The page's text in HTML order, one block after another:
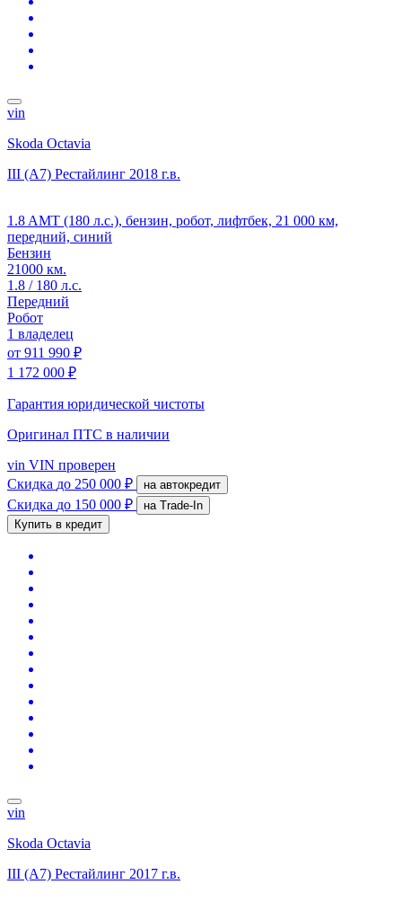
vin
Skoda Octavia
III (A7) Рестайлинг 2018 г.в.
1.8 AMT (180 л.с.), бензин, робот, лифтбек, 21 000 км,
передний, синий
Бензин
21000 км.
1.8 / 180 л.с.
Передний
Робот
1 владелец
от 911 990 ₽
1 172 000 ₽
Гарантия юридической чистоты
Оригинал ПТС в наличии
vin VIN проверен
Скидка до 250 000 ₽ на автокредит
Скидка до 150 000 ₽
на Trade-In
Купить в кредит
vin
Skoda Octavia
III (A7) Рестайлинг 2017 г.в.